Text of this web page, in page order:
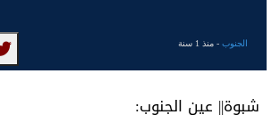
الجنوب- منذ 1 سنة
شبوة|| عين الجنوب: